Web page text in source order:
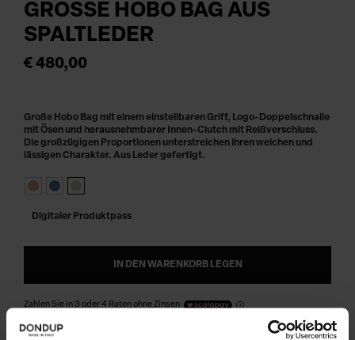
GROSSE HOBO BAG AUS S
PALTLEDER
€ 480,00
Digitaler Produktpass
IN DEN WARENKORB LEGEN
Zahlen Sie in 3 oder 4 Raten ohne Zinsen
Große Hobo Bag mit einem einstellbaren Griff, Logo-Doppelschnalle
mit Ösen und herausnehmbarer Innen-Clutch mit Reißverschluss.
Die großzügigen Proportionen unterstreichen ihren weichen und
lässigen Charakter. Aus Leder gefertigt.